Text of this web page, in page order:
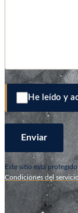
He leído y
Este sitio está
Condiciones del